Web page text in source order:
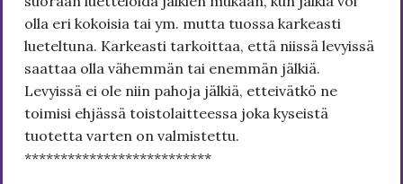
olla eri kokoisia tai ym. mutta tuossa karkeasti
lueteltuna. Karkeasti tarkoittaa, että niissä levyissä
saattaa olla vähemmän tai enemmän jälkiä.
Levyissä ei ole niin pahoja jälkiä, etteivätkö ne
toimisi ehjässä toistolaitteessa joka kyseistä
tuotetta varten on valmistettu.
**************************